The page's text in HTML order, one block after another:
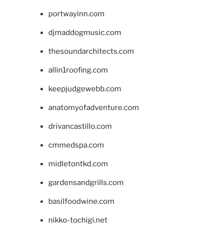
portwayinn.com
djmaddogmusic.com
thesoundarchitects.com
allin1roofing.com
keepjudgewebb.com
anatomyofadventure.com
drivancastillo.com
cmmedspa.com
midletontkd.com
gardensandgrills.com
basilfoodwine.com
nikko-tochigi.net